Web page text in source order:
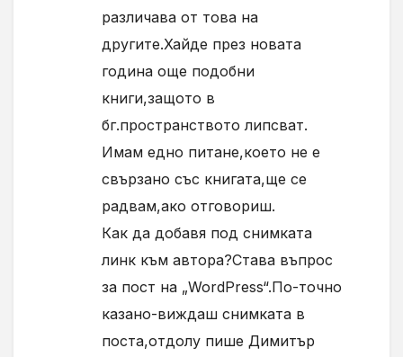
различава от това на
другите.Хайде през новата
година още подобни
книги,защото в
бг.пространството липсват.
Имам едно питане,което не е
свързано със книгата,ще се
радвам,ако отговориш.
Как да добавя под снимката
линк към автора?Става въпрос
за пост на „WordPress“.По-точно
казано-виждаш снимката в
поста,отдолу пише Димитър